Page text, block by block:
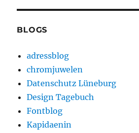
BLOGS
adressblog
chromjuwelen
Datenschutz Lüneburg
Design Tagebuch
Fontblog
Kapidaenin